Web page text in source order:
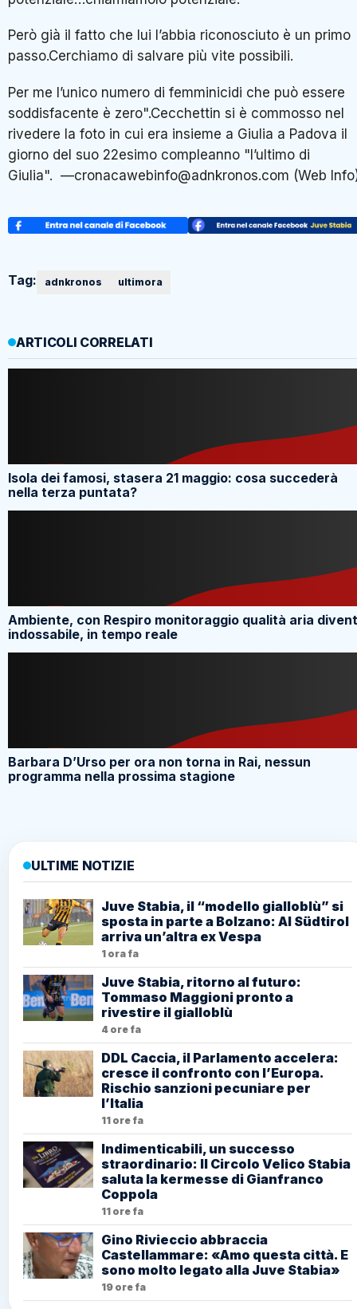
Però già il fatto che lui l’abbia riconosciuto è un primo
passo.Cerchiamo di salvare più vite possibili.
Per me l’unico numero di femminicidi che può essere
soddisfacente è zero".Cecchettin si è commosso nel
rivedere la foto in cui era insieme a Giulia a Padova il
giorno del suo 22esimo compleanno "l’ultimo di
Giulia". —cronacawebinfo@adnkronos.com (Web
Tag: adnkronos ultimora
ARTICOLI CORRELATI
Isola dei famosi, stasera 21 maggio: cosa succederà
nella terza puntata?
Ambiente, con Respiro monitoraggio qualità aria
indossabile, in tempo reale
Barbara D’Urso per ora non torna in Rai, nessun
programma nella prossima stagione
ULTIME NOTIZIE
Juve Stabia, il “modello gialloblù” si
sposta in parte a Bolzano: Al Südtirol
arriva un’altra ex Vespa
1 ora fa
Juve Stabia, ritorno al futuro:
Tommaso Maggioni pronto a
rivestire il gialloblù
4 ore fa
DDL Caccia, il Parlamento accelera:
cresce il confronto con l’Europa.
Rischio sanzioni pecuniare per
l’Italia
11 ore fa
Indimenticabili, un successo
straordinario: Il Circolo Velico Stabia
saluta la kermesse di Gianfranco
Coppola
11 ore fa
Gino Rivieccio abbraccia
Castellammare: «Amo questa città. E
sono molto legato alla Juve Stabia»
19 ore fa